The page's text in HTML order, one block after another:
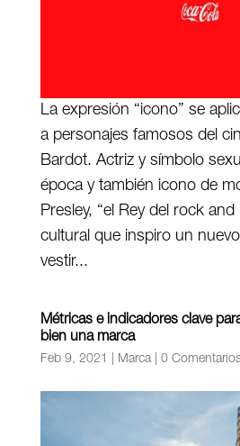
La expresión “icono” se
a personajes famosos del
Bardot. Actriz y símbolo
época y también icono de
Presley, “el Rey del rock and
cultural que inspiro un
vestir...
Métricas e indicadores clave
bien una marca
Feb 9, 2021 Marca| 0